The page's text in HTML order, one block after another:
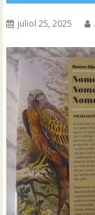
juliol 25, 2025